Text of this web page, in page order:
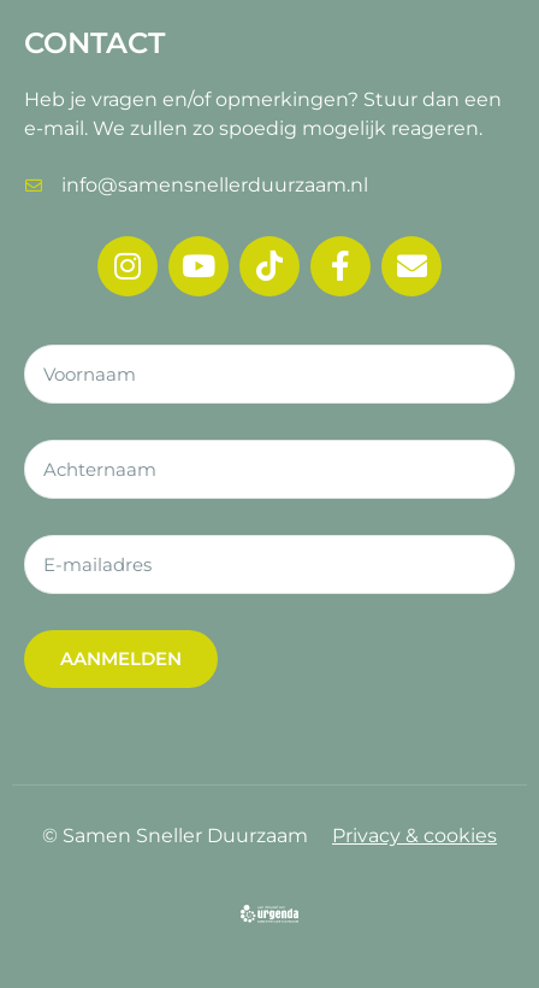
CONTACT
Heb je vragen en/of opmerkingen? Stuur dan een
e-mail. We zullen zo spoedig mogelijk reageren.
info@samensnellerduurzaam.nl
AANMELDEN
© Samen Sneller Duurzaam Privacy & cookies